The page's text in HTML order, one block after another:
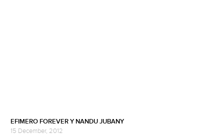
EFIMERO FOREVER Y NANDU JUBANY
15 December, 2012